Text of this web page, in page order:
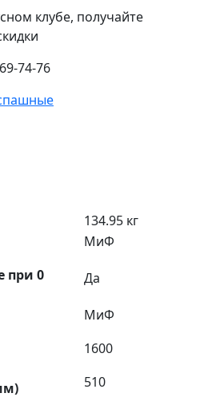
клубе, получайте
74-76
134.95 кг
МиФ
при 0
Да
МиФ
1600
510